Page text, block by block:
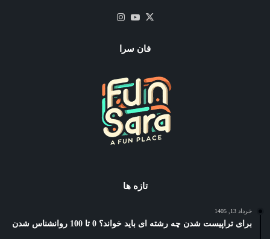
X یوتیوب
فان سرا
تازه ها
خرداد 13, 1405
برای تراپیست شدن چه رشته ای باید خواند؟ 0 تا 100 روانشناس شدن